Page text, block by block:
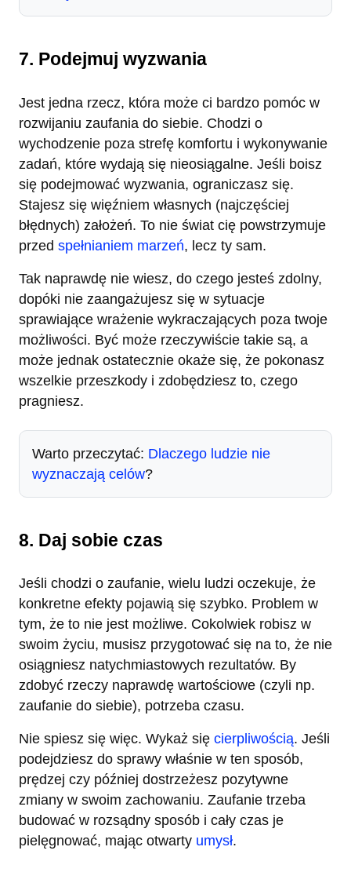
7. Podejmuj wyzwania
Jest jedna rzecz, która może ci bardzo pomóc w
rozwijaniu zaufania do siebie. Chodzi o
wychodzenie poza strefę komfortu i wykonywanie
zadań, które wydają się nieosiągalne. Jeśli boisz
się podejmować wyzwania, ograniczasz się.
Stajesz się więźniem własnych (najczęściej
błędnych) założeń. To nie świat cię powstrzymuje
przed spełnianiem marzeń, lecz ty sam.
Tak naprawdę nie wiesz, do czego jesteś zdolny,
dopóki nie zaangażujesz się w sytuacje
sprawiające wrażenie wykraczających poza twoje
możliwości. Być może rzeczywiście takie są, a
może jednak ostatecznie okaże się, że pokonasz
wszelkie przeszkody i zdobędziesz to, czego
pragniesz.
Warto przeczytać: Dlaczego ludzie nie
wyznaczają celów?
8. Daj sobie czas
Jeśli chodzi o zaufanie, wielu ludzi oczekuje, że
konkretne efekty pojawią się szybko. Problem w
tym, że to nie jest możliwe. Cokolwiek robisz w
swoim życiu, musisz przygotować się na to, że nie
osiągniesz natychmiastowych rezultatów. By
zdobyć rzeczy naprawdę wartościowe (czyli np.
zaufanie do siebie), potrzeba czasu.
Nie spiesz się więc. Wykaż się cierpliwością. Jeśli
podejdziesz do sprawy właśnie w ten sposób,
prędzej czy później dostrzeżesz pozytywne
zmiany w swoim zachowaniu. Zaufanie trzeba
budować w rozsądny sposób i cały czas je
pielęgnować, mając otwarty umysł.